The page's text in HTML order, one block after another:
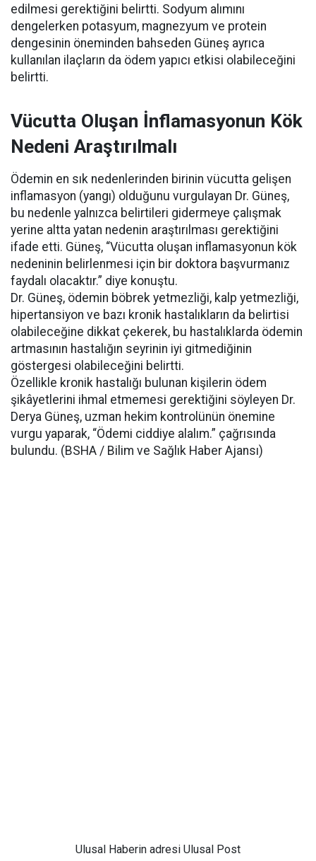
edilmesi gerektiğini belirtti. Sodyum alımını
dengelerken potasyum, magnezyum ve protein
dengesinin öneminden bahseden Güneş ayrıca
kullanılan ilaçların da ödem yapıcı etkisi olabileceğini
belirtti.
Vücutta Oluşan İnflamasyonun Kök
Nedeni Araştırılmalı
Ödemin en sık nedenlerinden birinin vücutta gelişen
inflamasyon (yangı) olduğunu vurgulayan Dr. Güneş,
bu nedenle yalnızca belirtileri gidermeye çalışmak
yerine altta yatan nedenin araştırılması gerektiğini
ifade etti. Güneş, “Vücutta oluşan inflamasyonun kök
nedeninin belirlenmesi için bir doktora başvurmanız
faydalı olacaktır.” diye konuştu.
Dr. Güneş, ödemin böbrek yetmezliği, kalp yetmezliği,
hipertansiyon ve bazı kronik hastalıkların da belirtisi
olabileceğine dikkat çekerek, bu hastalıklarda ödemin
artmasının hastalığın seyrinin iyi gitmediğinin
göstergesi olabileceğini belirtti.
Özellikle kronik hastalığı bulunan kişilerin ödem
şikâyetlerini ihmal etmemesi gerektiğini söyleyen Dr.
Derya Güneş, uzman hekim kontrolünün önemine
vurgu yaparak, “Ödemi ciddiye alalım.” çağrısında
bulundu. (BSHA / Bilim ve Sağlık Haber Ajansı)
Ulusal Haberin adresi Ulusal Post